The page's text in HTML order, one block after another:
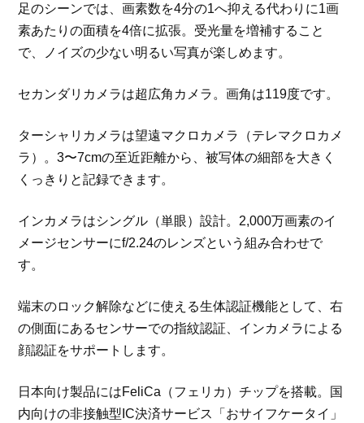
足のシーンでは、画素数を4分の1へ抑える代わりに1画
素あたりの面積を4倍に拡張。受光量を増補すること
で、ノイズの少ない明るい写真が楽しめます。
セカンダリカメラは超広角カメラ。画角は119度です。
ターシャリカメラは望遠マクロカメラ（テレマクロカメ
ラ）。3〜7cmの至近距離から、被写体の細部を大きく
くっきりと記録できます。
インカメラはシングル（単眼）設計。2,000万画素のイ
メージセンサーにf/2.24のレンズという組み合わせで
す。
端末のロック解除などに使える生体認証機能として、右
の側面にあるセンサーでの指紋認証、インカメラによる
顔認証をサポートします。
日本向け製品にはFeliCa（フェリカ）チップを搭載。国
内向けの非接触型IC決済サービス「おサイフケータイ」